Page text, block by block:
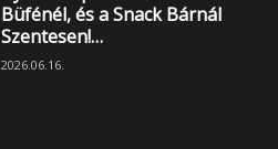
Büfénél, és a Snack Bárnál
Szentesen!…
2026.06.16.